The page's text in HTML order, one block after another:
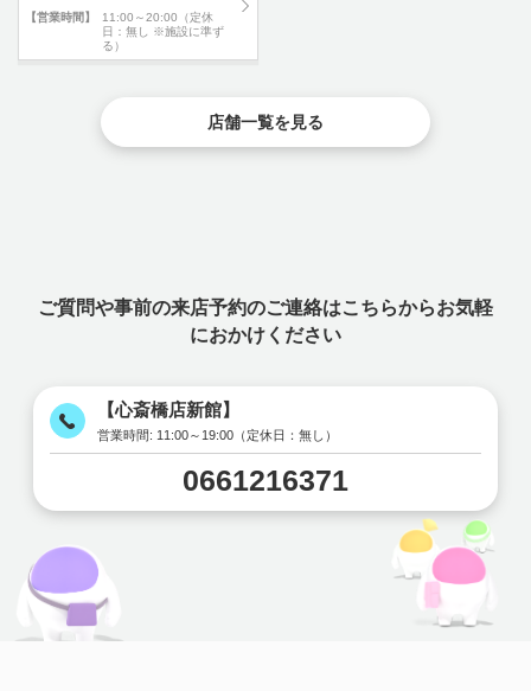
【営業時間】
11:00～20:00（定休
日：無し ※施設に準ず
る）
店舗一覧を見る
ご質問や事前の来店予約のご連絡はこちらからお気軽
におかけください
【心斎橋店新館】
営業時間: 11:00～19:00（定休日：無し）
0661216371